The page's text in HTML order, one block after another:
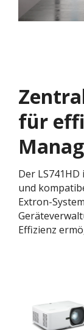
für
Der
und
Extron-
Effizienz